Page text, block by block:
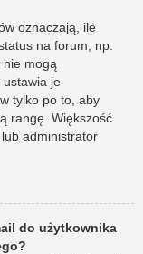
oznaczają, ile
na forum, np.
mogą
ustawia je
tylko po to, aby
rangę. Większość
administrator
do użytkownika